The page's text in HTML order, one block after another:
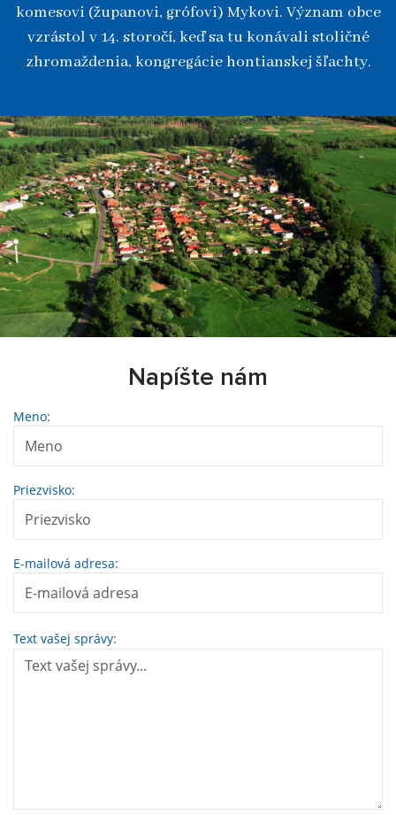
komesovi (županovi, grófovi) Mykovi. Význam obce
vzrástol v 14. storočí, keď sa tu konávali stoličné
zhromaždenia, kongregácie hontianskej šľachty.
Napíšte nám
Meno:
Priezvisko:
E-mailová adresa:
Text vašej správy: